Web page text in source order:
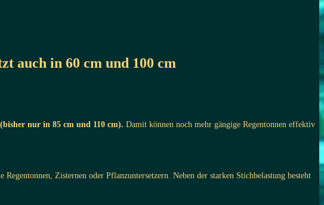
auch in 60 cm und 100 cm
nur in 85 cm und 110 cm). Damit können noch mehr gängige Regentonnen effektiv
Zisternen oder Pflanzuntersetzern. Neben der starken Stichbelastung besteht